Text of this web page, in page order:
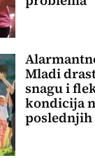
Mladi
snagu i
kondicija
poslednjih